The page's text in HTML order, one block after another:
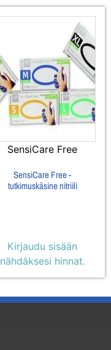
SensiCare Free
SensiCare Free -
tutkimuskäsine nitriili
Kirjaudu sisään
nähdäksesi hinnat.